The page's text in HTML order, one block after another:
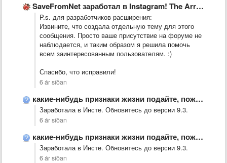
SaveFromNet заработал в Instagram! The Arrow of SaveFromNet is appeared …
P.s. для разработчиков расширения:
Извините, что создала отдельную тему для этого
сообщения. Просто ваше присутствие на форуме не
наблюдается, и таким образом я решила помочь
всем заинтересованным пользователям. :)
Спасибо, что исправили!
6 ár síðan
какие-нибудь признаки жизни подайте, пожалуйста. когда загрузка в инсте заработает?
Заработала в Инсте. Обновитесь до версии 9.3.
6 ár síðan
какие-нибудь признаки жизни подайте, пожалуйста. когда загрузка в инсте заработает?
Заработала в Инсте. Обновитесь до версии 9.3.
6 ár síðan